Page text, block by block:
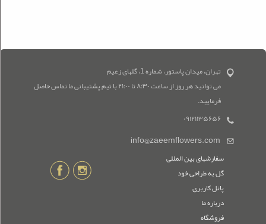
تهران، میدان پاستور، شماره 1، گلهای زعیم
می توانید هر روز از ساعت ۸:۳۰ تا ۲۱:۰۰ با تیم پشتیبانی ما تماس حاصل
فرمایید.
۰۹۱۲۱۱۳۵۶۵۶
info@zaeemflowers.com
سفارشهای بین المللی
گل به طراحی خود
پانل کاربری
درباره ما
فروشگاه